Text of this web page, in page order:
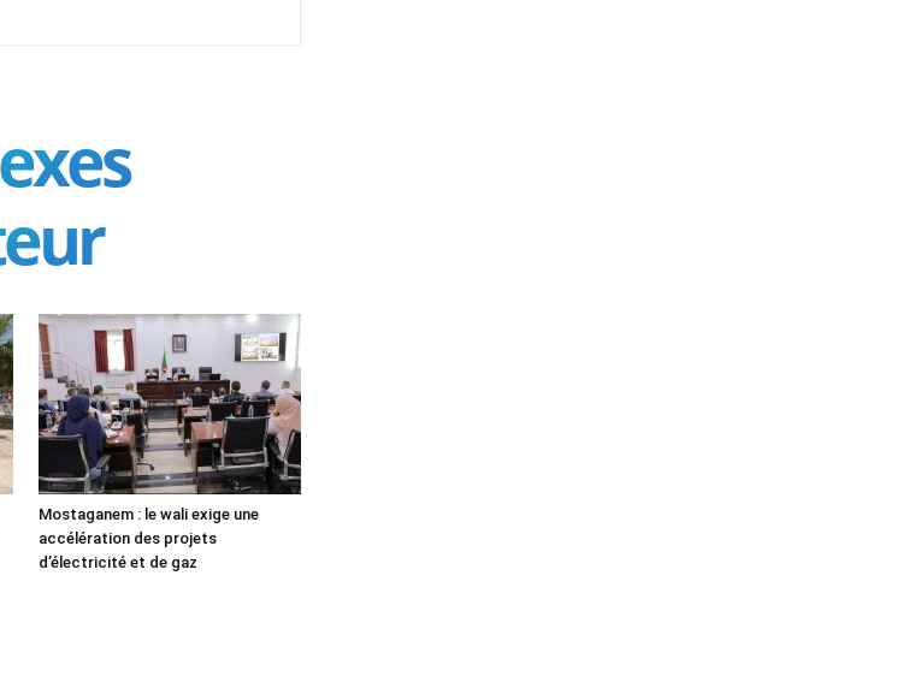
Mostaganem : le wali exige une
accélération des projets
d’électricité et de gaz